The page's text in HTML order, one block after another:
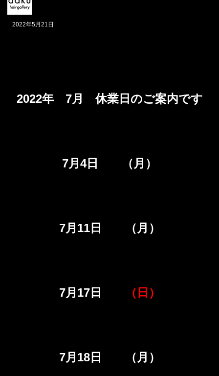
2022年5月21日
2022年 7月 休業日のご案内です
7月4日 （月）
7月11日 （月）
7月17日 （日）
7月18日 （月）